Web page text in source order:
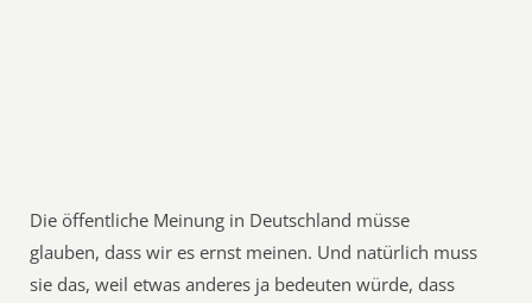
Die öffentliche Meinung in Deutschland müsse
glauben, dass wir es ernst meinen. Und natürlich muss
sie das, weil etwas anderes ja bedeuten würde, dass